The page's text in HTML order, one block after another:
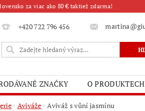
za viac ako 80 € taktiež zdarma!
+420 722 796 456
ZNAČKY O PRODUKTECH
Aviváže Aviváž s vůní jasmínu